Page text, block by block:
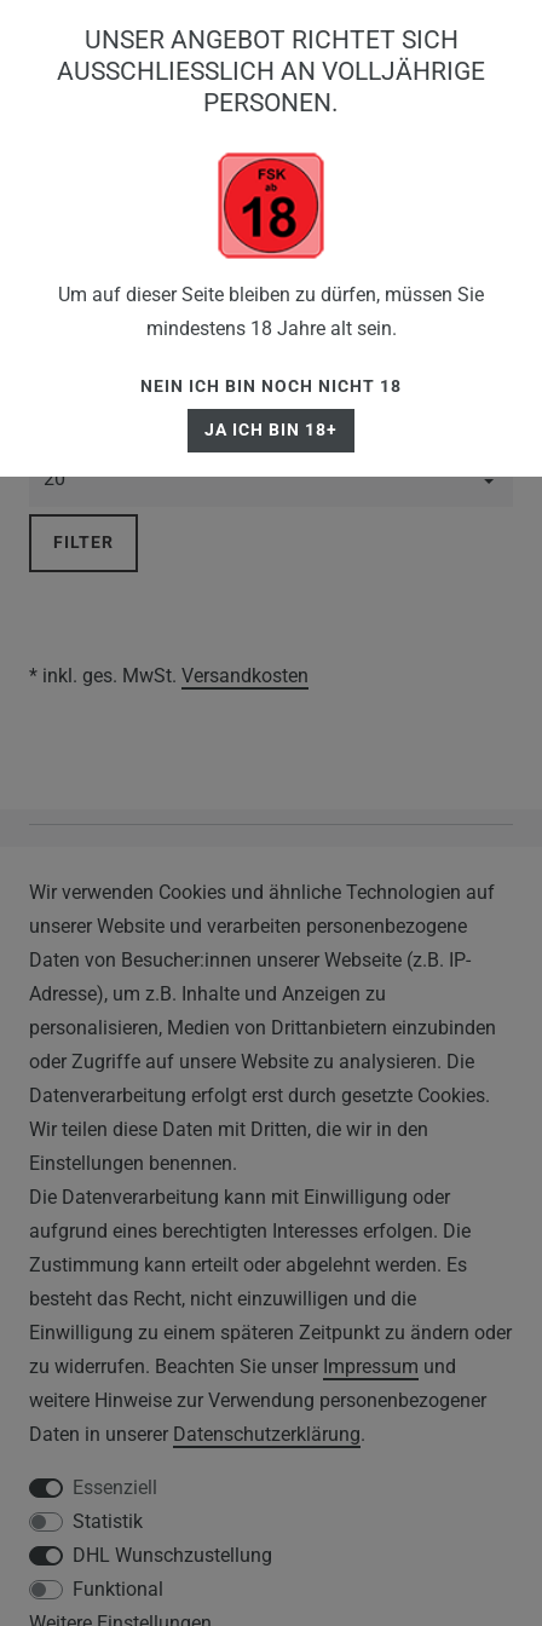
0
0,00 EUR
PODS
FILTER
* inkl. ges. MwSt. Versandkosten
Im Hülsenfeld 9
40721 Hilden
0212 520-82 100
info@vapor-handel.de
Montag - Freitag, 09:00 - 16:00
RECHTLICHES
AGB
WIDERRUFSRECHT
IMPRESSUM
DATENSCHUTZERKLÄRUNG
HINWEISE ZUM ELEKTROGESETZ
SERVICE
WIDERRUFSFORMULAR
Wir verwenden Cookies und ähnliche Technologien auf
unserer Website und verarbeiten personenbezogene
Daten von Besucher:innen unserer Webseite (z.B. IP-
Adresse), um z.B. Inhalte und Anzeigen zu
personalisieren, Medien von Drittanbietern einzubinden
oder Zugriffe auf unsere Website zu analysieren. Die
Datenverarbeitung erfolgt erst durch gesetzte Cookies.
Wir teilen diese Daten mit Dritten, die wir in den
Einstellungen benennen.
Die Datenverarbeitung kann mit Einwilligung oder
aufgrund eines berechtigten Interesses erfolgen. Die
Zustimmung kann erteilt oder abgelehnt werden. Es
besteht das Recht, nicht einzuwilligen und die
Einwilligung zu einem späteren Zeitpunkt zu ändern oder
zu widerrufen. Beachten Sie unser Impressum und
weitere Hinweise zur Verwendung personenbezogener
Daten in unserer Daten­schutz­erklärung.
Essenziell
Statistik
DHL Wunschzustellung
Funktional
UNSER ANGEBOT RICHTET SICH
AUSSCHLIESSLICH AN VOLLJÄHRIGE P
ERSONEN.
Um auf dieser Seite bleiben zu dürfen, müssen Sie
mindestens 18 Jahre alt sein.
NEIN ICH BIN NOCH NICHT 18
JA ICH BIN 18+